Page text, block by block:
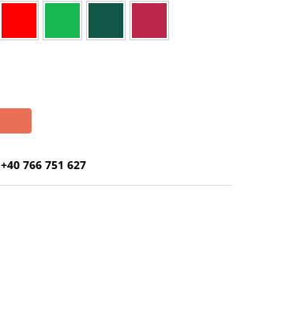
+40 766 751 627